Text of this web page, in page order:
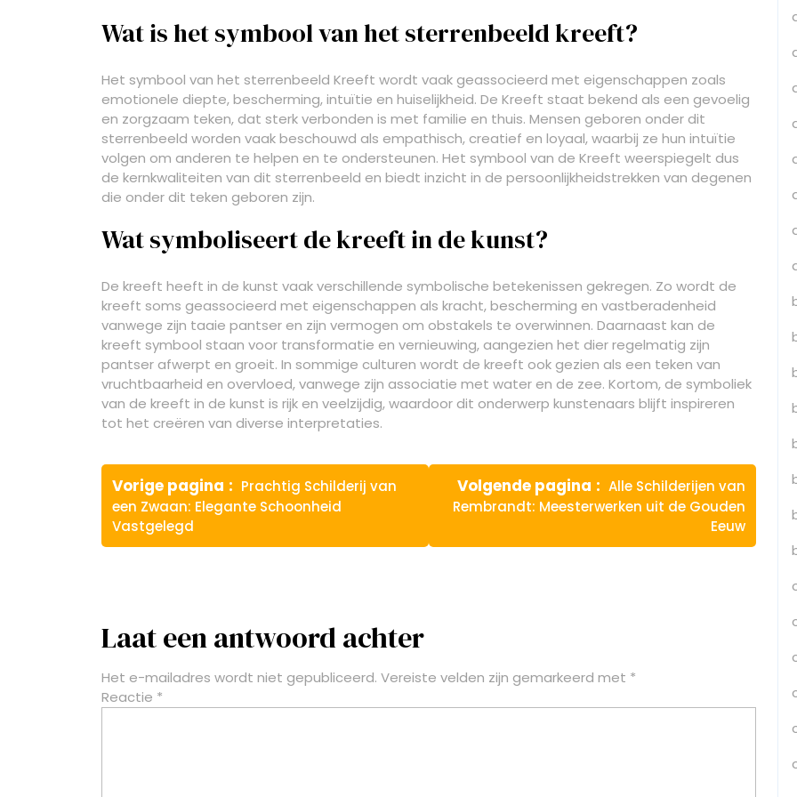
Wat is het symbool van het sterrenbeeld kreeft?
Het symbool van het sterrenbeeld Kreeft wordt vaak geassocieerd met eigenschappen zoals
emotionele diepte, bescherming, intuïtie en huiselijkheid. De Kreeft staat bekend als een gevoelig
en zorgzaam teken, dat sterk verbonden is met familie en thuis. Mensen geboren onder dit
sterrenbeeld worden vaak beschouwd als empathisch, creatief en loyaal, waarbij ze hun intuïtie
volgen om anderen te helpen en te ondersteunen. Het symbool van de Kreeft weerspiegelt dus
de kernkwaliteiten van dit sterrenbeeld en biedt inzicht in de persoonlijkheidstrekken van degenen
die onder dit teken geboren zijn.
Wat symboliseert de kreeft in de kunst?
De kreeft heeft in de kunst vaak verschillende symbolische betekenissen gekregen. Zo wordt de
kreeft soms geassocieerd met eigenschappen als kracht, bescherming en vastberadenheid
vanwege zijn taaie pantser en zijn vermogen om obstakels te overwinnen. Daarnaast kan de
kreeft symbool staan voor transformatie en vernieuwing, aangezien het dier regelmatig zijn
pantser afwerpt en groeit. In sommige culturen wordt de kreeft ook gezien als een teken van
vruchtbaarheid en overvloed, vanwege zijn associatie met water en de zee. Kortom, de symboliek
van de kreeft in de kunst is rijk en veelzijdig, waardoor dit onderwerp kunstenaars blijft inspireren
tot het creëren van diverse interpretaties.
Berichtnavigatie
Vorige pagina
Vorige
bericht:
Prachtig Schilderij van
een Zwaan: Elegante Schoonheid
Vastgelegd
Volgende pagina
Volgende
bericht:
Alle Schilderijen van
Rembrandt: Meesterwerken uit de Gouden
Eeuw
Laat een antwoord achter
Het e-mailadres wordt niet gepubliceerd. Vereiste velden zijn gemarkeerd met *
Reactie *